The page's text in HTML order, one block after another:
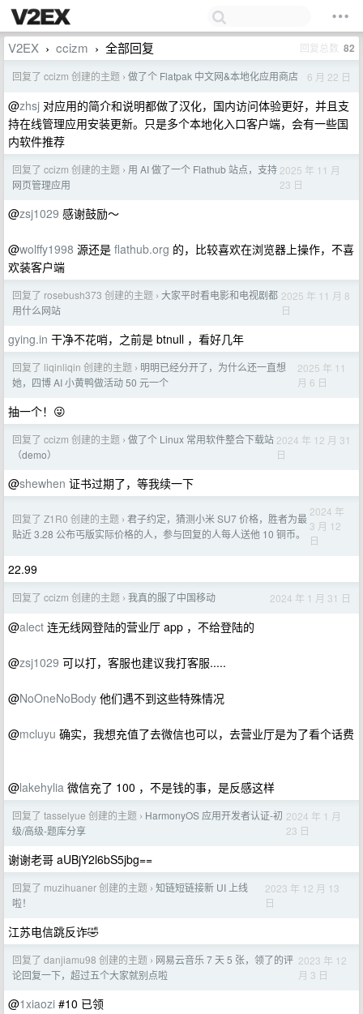
V2EX › ccizm › 全部回复 回复总数 82
回复了 ccizm 创建的主题 › 做了个 Flatpak 中文网&本地化应用商店 6 月 22 日
@zhsj 对应用的简介和说明都做了汉化，国内访问体验更好，并且支
持在线管理应用安装更新。只是多个本地化入口客户端，会有一些国
内软件推荐
回复了 ccizm 创建的主题 › 用 AI 做了一个 Flathub 站点，支持
网页管理应用
2025 年 11 月
23 日
@zsj1029 感谢鼓励～
@wolffy1998 源还是 flathub.org 的，比较喜欢在浏览器上操作，不喜
欢装客户端
回复了 rosebush373 创建的主题 › 大家平时看电影和电视剧都
用什么网站
2025 年 11 月 8
日
gying.in 干净不花哨，之前是 btnull ，看好几年
回复了 liqinliqin 创建的主题 › 明明已经分开了，为什么还一直想
她，四博 AI 小黄鸭做活动 50 元一个
2025 年 11
月 6 日
抽一个！😜
回复了 ccizm 创建的主题 › 做了个 Linux 常用软件整合下载站
（demo）
2024 年 12 月 31
日
@shewhen 证书过期了，等我续一下
回复了 Z1R0 创建的主题 › 君子约定，猜测小米 SU7 价格，胜者为最
贴近 3.28 公布丐版实际价格的人，参与回复的人每人送他 10 铜币。
2024 年
3 月 12
日
22.99
回复了 ccizm 创建的主题 › 我真的服了中国移动 2024 年 1 月 31 日
@alect 连无线网登陆的营业厅 app ，不给登陆的
@zsj1029 可以打，客服也建议我打客服.....
@NoOneNoBody 他们遇不到这些特殊情况
@mcluyu 确实，我想充值了去微信也可以，去营业厅是为了看个话费
@lakehylia 微信充了 100 ，不是钱的事，是反感这样
回复了 tasselyue 创建的主题 › HarmonyOS 应用开发者认证-初
级/高级-题库分享
2024 年 1 月
23 日
谢谢老哥 aUBjY2l6bS5jbg==
回复了 muzihuaner 创建的主题 › 知链短链接新 UI 上线
啦！
2023 年 12 月 13
日
江苏电信跳反诈🤣
回复了 danjiamu98 创建的主题 › 网易云音乐 7 天 5 张，领了的评
论回复一下，超过五个大家就别点啦
2023 年 12
月 3 日
@1xiaozi #10 已领